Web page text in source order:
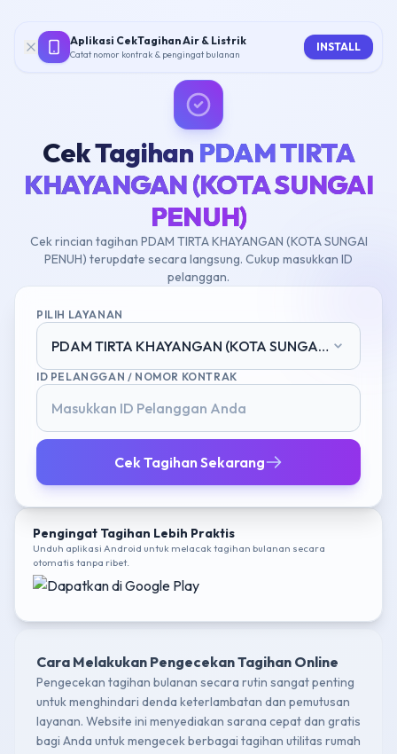
Aplikasi CekTagihan Air & Listrik
Catat nomor kontrak & pengingat bulanan
INSTALL
Cek Tagihan PDAM TIRTA
KHAYANGAN (KOTA SUNGAI
PENUH)
Cek rincian tagihan PDAM TIRTA KHAYANGAN (KOTA SUNGAI
PENUH) terupdate secara langsung. Cukup masukkan ID
pelanggan.
PILIH LAYANAN
PDAM TIRTA KHAYANGAN (KOTA SUNGAI PENUH)
ID PELANGGAN / NOMOR KONTRAK
Cek Tagihan Sekarang
Pengingat Tagihan Lebih Praktis
Unduh aplikasi Android untuk melacak tagihan bulanan secara
otomatis tanpa ribet.
Cara Melakukan Pengecekan Tagihan Online
Pengecekan tagihan bulanan secara rutin sangat penting
untuk menghindari denda keterlambatan dan pemutusan
layanan. Website ini menyediakan sarana cepat dan gratis
bagi Anda untuk mengecek berbagai tagihan utilitas rumah